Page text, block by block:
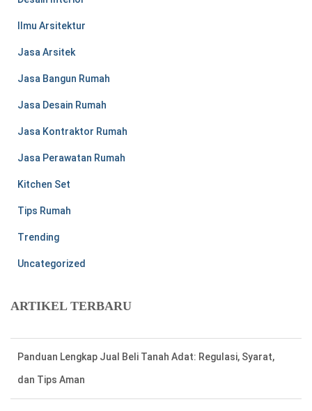
Ilmu Arsitektur
Jasa Arsitek
Jasa Bangun Rumah
Jasa Desain Rumah
Jasa Kontraktor Rumah
Jasa Perawatan Rumah
Kitchen Set
Tips Rumah
Trending
Uncategorized
ARTIKEL TERBARU
Panduan Lengkap Jual Beli Tanah Adat: Regulasi, Syarat,
dan Tips Aman
Panduan Lengkap Memilih Kamera CCTV yang Tepat untuk